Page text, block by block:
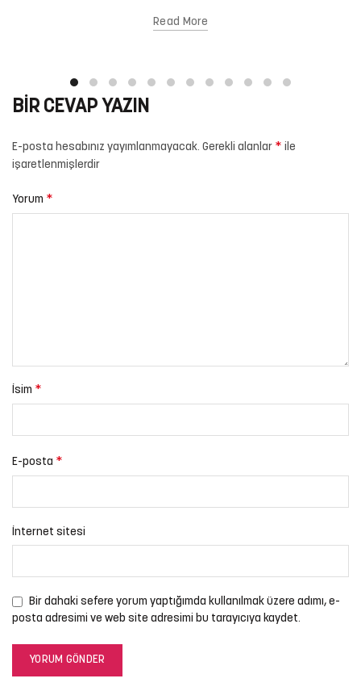
Read More
BIR CEVAP YAZIN
E-posta hesabınız yayımlanmayacak. Gerekli alanlar * ile
işaretlenmişlerdir
Yorum *
İsim *
E-posta *
İnternet sitesi
Bir dahaki sefere yorum yaptığımda kullanılmak üzere adımı, e-
posta adresimi ve web site adresimi bu tarayıcıya kaydet.